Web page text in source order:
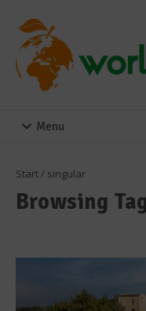
Menu
Start/ singular
Browsing